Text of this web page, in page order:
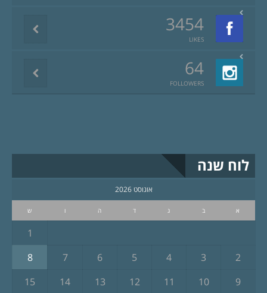
3454
LIKES
64
FOLLOWERS
לוח שנה
אוגוסט 2026
א ב ג ד ה ו ש
1
2
3
4
5
6
7
8
9
10
11
12
13
14
15